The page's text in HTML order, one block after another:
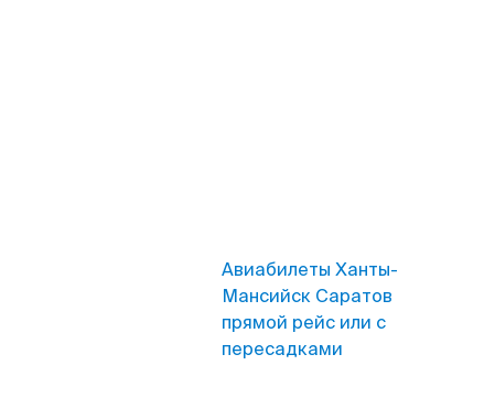
Авиабилеты Ханты-
Мансийск Саратов
прямой рейс или с
пересадками